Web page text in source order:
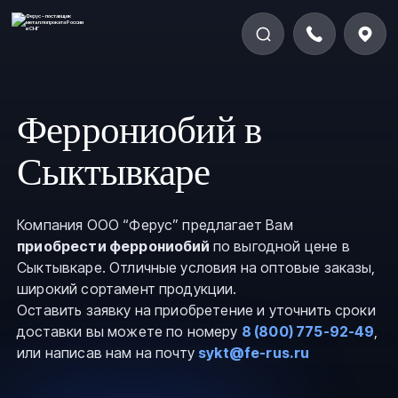
Феррониобий в
Сыктывкаре
Компания ООО “Ферус” предлагает Вам
приобрести феррониобий по выгодной цене в
Сыктывкаре. Отличные условия на оптовые заказы,
широкий сортамент продукции.
Оставить заявку на приобретение и уточнить сроки
доставки вы можете по номеру 8 (800) 775-92-49,
или написав нам на почту sykt@fe-rus.ru